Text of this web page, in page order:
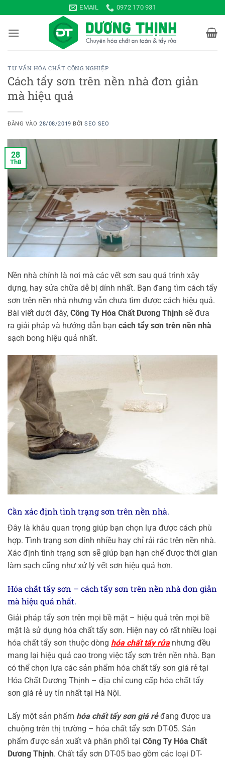
qua
nội
EMAIL 0972 170 931
TƯ VẤN HÓA CHẤT CÔNG NGHIỆP
Cách tẩy sơn trên nền nhà đơn giản
mà hiệu quả
ĐĂNG VÀO28/08/2019 BỞISEO SEO
28
Th8
Nền nhà chính là nơi mà các vết sơn sau quá trình xây
dựng, hay sửa chữa dễ bị dính nhất. Bạn đang tìm cách tẩy
sơn trên nền nhà nhưng vẫn chưa tìm được cách hiệu quả.
Bài viết dưới đây, Công Ty Hóa Chất Dương Thịnh sẽ đưa
ra giải pháp và hướng dẫn bạn cách tẩy sơn trên nền nhà
sạch bong hiệu quả nhất.
Cần xác định tình trạng sơn trên nền nhà.
Đây là khâu quan trọng giúp bạn chọn lựa được cách phù
hợp. Tình trạng sơn dính nhiều hay chỉ rải rác trên nền nhà.
Xác định tình trạng sơn sẽ giúp bạn hạn chế được thời gian
làm sạch cũng như xử lý vết sơn hiệu quả hơn.
Hóa chất tẩy sơn – cách tẩy sơn trên nền nhà đơn giản
mà hiệu quả nhất.
Giải pháp tẩy sơn trên mọi bề mặt – hiệu quả trên mọi bề
mặt là sử dụng hóa chất tẩy sơn. Hiện nay có rất nhiều loại
hóa chất tẩy sơn thuộc dòng hóa chất tẩy rửanhưng đều
mang lại hiệu quả cao trong việc tẩy sơn trên nền nhà. Bạn
có thể chọn lựa các sản phẩm hóa chất tẩy sơn giá rẻ tại
Hóa Chất Dương Thịnh – địa chỉ cung cấp hóa chất tẩy
sơn giá rẻ uy tín nhất tại Hà Nội.
Lấy một sản phẩm hóa chất tẩy sơn giá rẻđang được ưa
chuộng trên thị trường – hóa chất tẩy sơn DT-05. Sản
phẩm được sản xuất và phân phối tại Công Ty Hóa Chất
Dương Thịnh. Chất tẩy sơn DT-05 bao gồm các loại DT-